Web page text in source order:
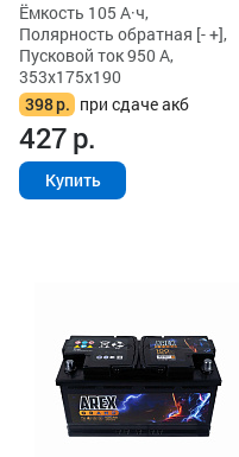
Ёмкость 105 А·ч,
Полярность обратная [- +],
Пусковой ток 950 А,
353x175x190
398р. при сдаче акб
427р.
Купить